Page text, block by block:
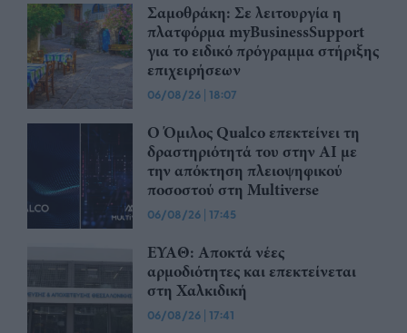
Σαμοθράκη: Σε λειτουργία η
πλατφόρμα myBusinessSupport
για το ειδικό πρόγραμμα στήριξης
επιχειρήσεων
06/08/26 | 18:07
Ο Όμιλος Qualco επεκτείνει τη
δραστηριότητά του στην ΑΙ με
την απόκτηση πλειοψηφικού
ποσοστού στη Multiverse
06/08/26 | 17:45
ΕΥΑΘ: Αποκτά νέες
αρμοδιότητες και επεκτείνεται
στη Χαλκιδική
06/08/26 | 17:41